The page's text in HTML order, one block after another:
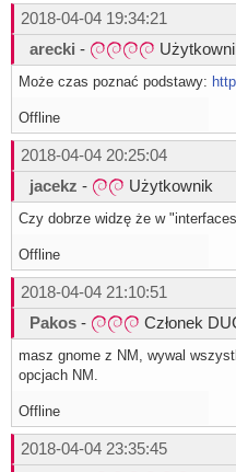
2018-04-04 19:34:21
arecki -
Może czas poznać podstawy:
Offline
2018-04-04 20:25:04
jacekz - Użytkownik
Czy dobrze widzę że w
Offline
2018-04-04 21:10:51
Pakos - Członek
masz gnome z NM, wywal
opcjach NM.
Offline
2018-04-04 23:35:45